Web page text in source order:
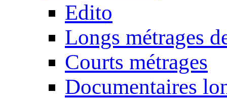
Edito
Longs métrages
Courts métrages
Documentaires